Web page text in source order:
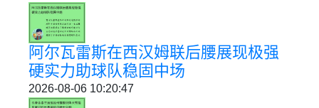
阿尔瓦雷斯在西汉姆联后腰展现极强
硬实力助球队稳固中场
2026-08-06 10:20:47